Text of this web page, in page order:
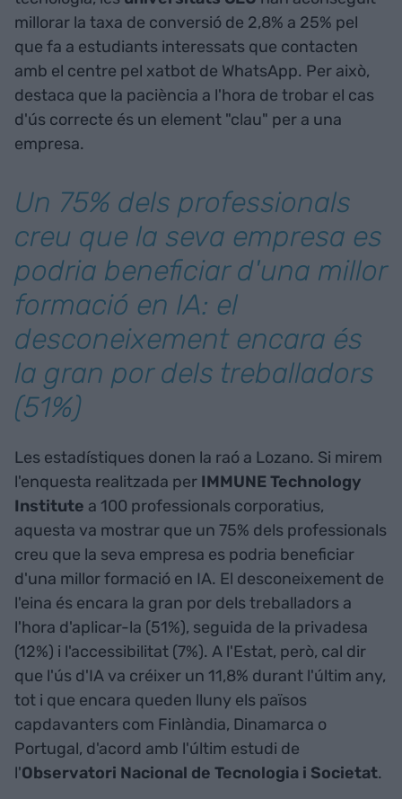
millorar la taxa de conversió de 2,8% a 25% pel
que fa a estudiants interessats que contacten
amb el centre pel xatbot de WhatsApp. Per això,
destaca que la paciència a l'hora de trobar el cas
d'ús correcte és un element "clau" per a una
empresa.
Un 75% dels professionals
creu que la seva empresa es
podria beneficiar d'una millor
formació en IA: el
desconeixement encara és
la gran por dels treballadors
(51%)
Les estadístiques donen la raó a Lozano. Si mirem
l'enquesta realitzada per IMMUNE Technology
Institute a 100 professionals corporatius,
aquesta va mostrar que un 75% dels professionals
creu que la seva empresa es podria beneficiar
d'una millor formació en IA. El desconeixement de
l'eina és encara la gran por dels treballadors a
l'hora d'aplicar-la (51%), seguida de la privadesa
(12%) i l'accessibilitat (7%). A l'Estat, però, cal dir
que l'ús d'IA va créixer un 11,8% durant l'últim any,
tot i que encara queden lluny els països
capdavanters com Finlàndia, Dinamarca o
Portugal, d'acord amb l'últim estudi de
l'Observatori Nacional de Tecnologia i Societat.